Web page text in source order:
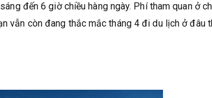
đến 6 giờ chiều hàng ngày. Phí tham quan ở
vẫn còn đang thắc mắc tháng 4 đi du lịch ở đâu